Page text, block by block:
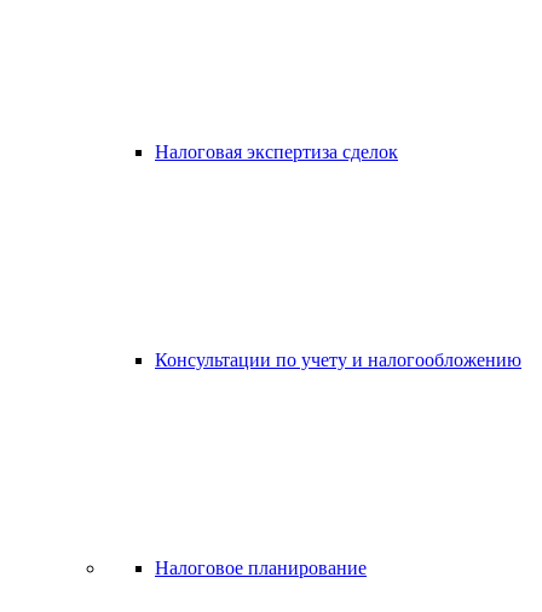
Налоговая экспертиза сделок
Консультации по учету и налогообложению
Налоговое планирование